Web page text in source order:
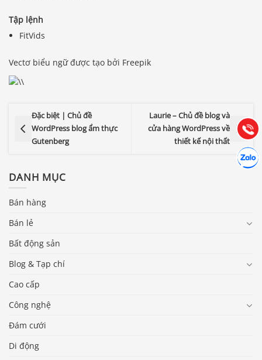
Tập lệnh
FitVids
Vectơ biểu ngữ được tạo bởi Freepik
Đặc biệt | Chủ đề
WordPress blog ẩm thực
Gutenberg
Laurie – Chủ đề blog và
cửa hàng WordPress về
thiết kế nội thất
DANH MỤC
Bán hàng
Bán lẻ
Bất động sản
Blog & Tạp chí
Cao cấp
Công nghệ
Đám cưới
Di động
Gọi
(028) 22.166.144
Chát
Tư vấn